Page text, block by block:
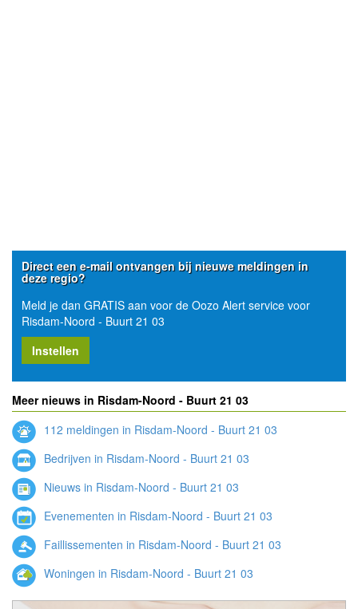
Direct een e-mail ontvangen bij nieuwe meldingen in
deze regio?
Meld je dan GRATIS aan voor de Oozo Alert service voor
Risdam-Noord - Buurt 21 03
Instellen
Meer nieuws in Risdam-Noord - Buurt 21 03
112 meldingen in Risdam-Noord - Buurt 21 03
Bedrijven in Risdam-Noord - Buurt 21 03
Nieuws in Risdam-Noord - Buurt 21 03
Evenementen in Risdam-Noord - Buurt 21 03
Faillissementen in Risdam-Noord - Buurt 21 03
Woningen in Risdam-Noord - Buurt 21 03